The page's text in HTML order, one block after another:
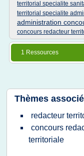
territorial specialite
territorial specialite
administration
concours redacteur
1 Ressources
Thèmes
redacteur
concours
territoriale